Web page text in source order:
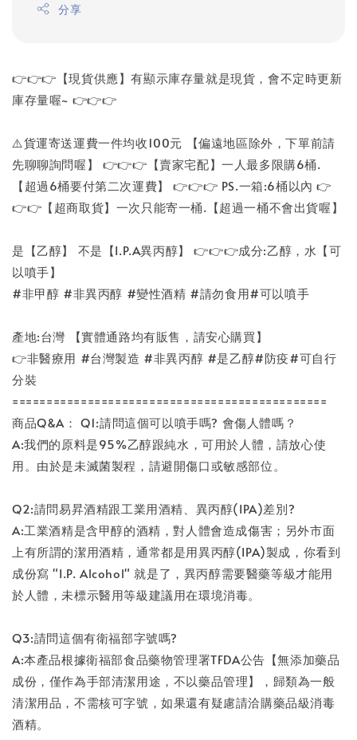
分享
👉👉👉【現貨供應】有顯示庫存量就是現貨，會不定時更新
庫存量喔~ 👉👉👉
⚠️貨運寄送運費一件均收100元 【偏遠地區除外，下單前請
先聊聊詢問喔】 👉👉👉【賣家宅配】一人最多限購6桶.
【超過6桶要付第二次運費】 👉👉👉 PS.一箱:6桶以內 👉
👉👉【超商取貨】一次只能寄一桶.【超過一桶不會出貨喔】
是【乙醇】 不是【I.P.A異丙醇】 👉👉👉成分:乙醇，水【可
以噴手】
#非甲醇 #非異丙醇 #變性酒精 #請勿食用#可以噴手
產地:台灣 【實體通路均有販售，請安心購買】
👉非醫療用 #台灣製造 #非異丙醇 #是乙醇#防疫#可自行
分裝
==============================================
商品Q&A： Q1:請問這個可以噴手嗎? 會傷人體嗎？
A:我們的原料是95%乙醇跟純水，可用於人體，請放心使
用。由於是未滅菌製程，請避開傷口或敏感部位。
Q2:請問易昇酒精跟工業用酒精、異丙醇(IPA)差別?
A:工業酒精是含甲醇的酒精，對人體會造成傷害；另外市面
上有所謂的潔用酒精，通常都是用異丙醇(IPA)製成，你看到
成份寫 "I.P. Alcohol" 就是了，異丙醇需要醫藥等級才能用
於人體，未標示醫用等級建議用在環境消毒。
Q3:請問這個有衛福部字號嗎?
A:本產品根據衛福部食品藥物管理署TFDA公告【無添加藥品
成份，僅作為手部清潔用途，不以藥品管理】，歸類為一般
清潔用品，不需核可字號，如果還有疑慮請洽購藥品級消毒
酒精。